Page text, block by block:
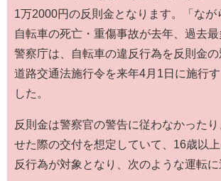
1万2000円の反則金となります。「なが
自転車の死亡・重傷事故が去年、過去最
警察庁は、自転車の違反行為を反則金
道路交通法施行令を来年4月1日に施行
した。
反則金は警察官の警告に従わなかった
せた際の交付を想定していて、16歳以
反行為が対象となり、次のような運転に